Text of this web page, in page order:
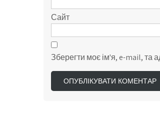
Сайт
Зберегти моє ім'я, e-mail, та